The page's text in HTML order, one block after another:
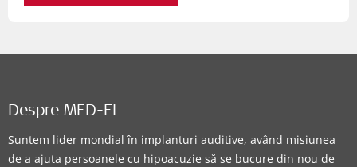
Despre MED-EL
Suntem lider mondial în implanturi auditive, având misiunea
de a ajuta persoanele cu hipoacuzie să se bucure din nou de